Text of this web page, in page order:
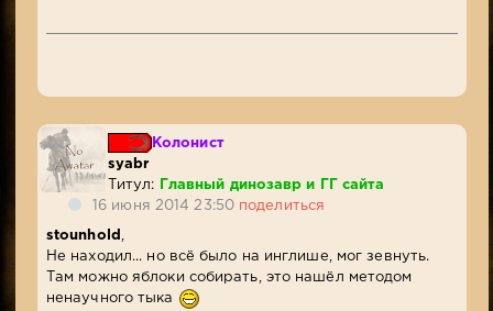
Колонист
syabr
Титул:
Главный динозавр и ГГ сайта
16 июня 2014 23:50 поделиться
stounhold
Не находил... но всё было на инглише, мог зевнуть.
Там можно яблоки собирать, это нашёл методом
ненаучного тыка